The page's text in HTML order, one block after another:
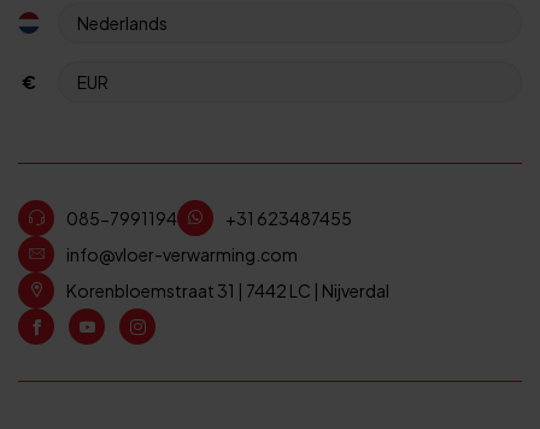
€
085-7991194
+31 623487455
info@vloer-verwarming.com
Korenbloemstraat 31 | 7442 LC | Nijverdal